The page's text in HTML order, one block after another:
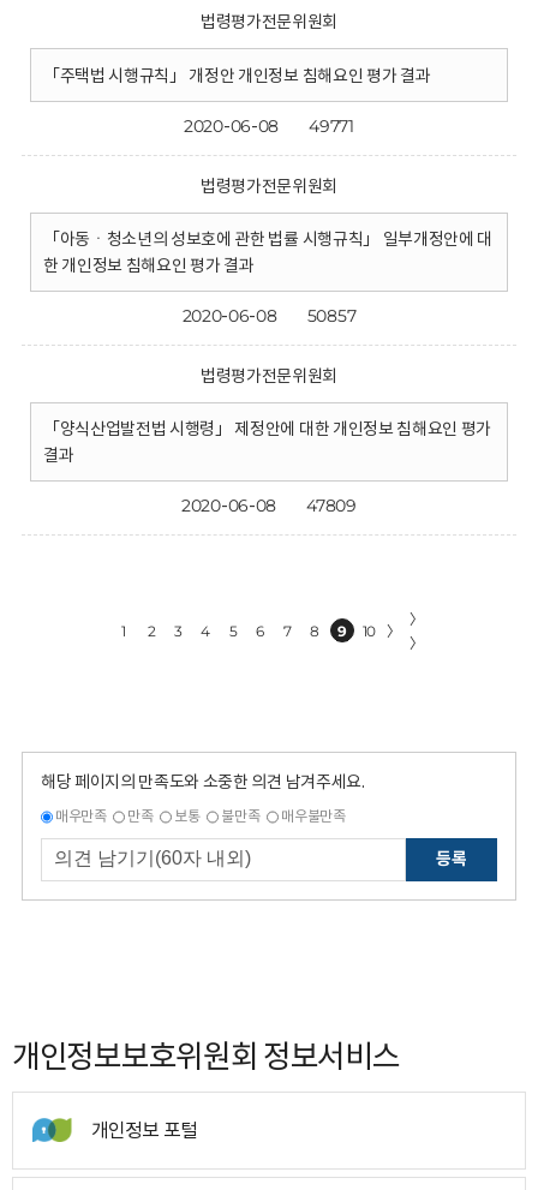
법령평가전문위원회
「주택법 시행규칙」 개정안 개인정보 침해요인 평가 결과
2020-06-08 49771
법령평가전문위원회
「아동ㆍ청소년의 성보호에 관한 법률 시행규칙」 일부개정안에 대
한 개인정보 침해요인 평가 결과
2020-06-08 50857
법령평가전문위원회
「양식산업발전법 시행령」 제정안에 대한 개인정보 침해요인 평가
결과
2020-06-08 47809
1 2 3 4 5 6 7 8 9 10 〉
〉
〉
해당 페이지의 만족도와 소중한 의견 남겨주세요.
매우만족 만족 보통 불만족 매우불만족
등록
개인정보보호위원회 정보서비스
개인정보 포털